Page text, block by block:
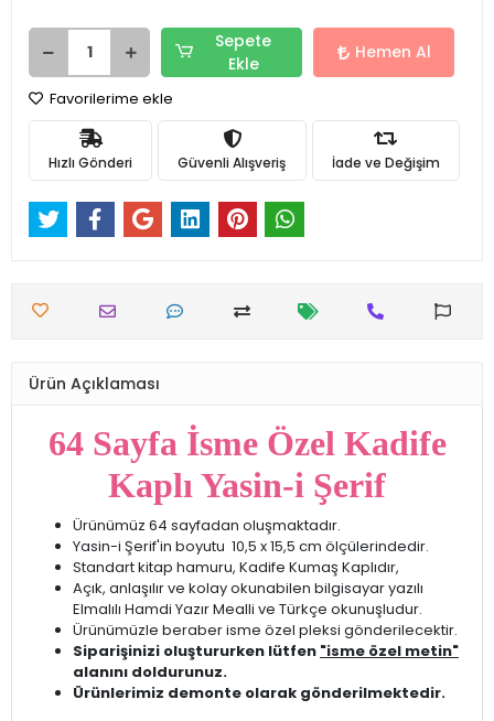
Sepete
Ekle
Hemen Al
Favorilerime ekle
Hızlı Gönderi Güvenli Alışveriş İade ve Değişim
Ürün Açıklaması
64 Sayfa İsme Özel Kadife
Kaplı Yasin-i Şerif
Ürünümüz 64 sayfadan oluşmaktadır.
Yasin-i Şerif'in boyutu 10,5 x 15,5 cm ölçülerindedir.
Standart kitap hamuru, Kadife Kumaş Kaplıdır,
Açık, anlaşılır ve kolay okunabilen bilgisayar yazılı
Elmalılı Hamdi Yazır Mealli ve Türkçe okunuşludur.
Ürünümüzle beraber isme özel pleksi gönderilecektir.
Siparişinizi oluştururken lütfen "isme özel metin"
alanını doldurunuz.
Ürünlerimiz demonte olarak gönderilmektedir.